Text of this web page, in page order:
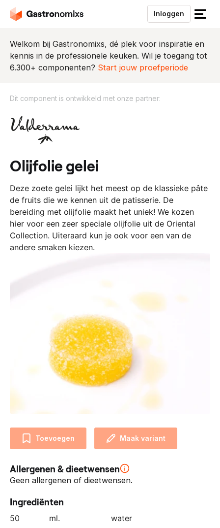
Inloggen
S
u
i
Welkom bij Gastronomixs, dé plek voor inspiratie en
kennis in de professionele keuken. Wil je toegang tot
6.300+ componenten? Start jouw proefperiode
Dit component is ontwikkeld met onze partner:
i
o
m
p
o
n
e
n
t
e
p
r
t
olijfolie gelei
​Deze zoete gelei lijkt het meest op de klassieke pâte
de fruits die we kennen uit de patisserie. De
bereiding met olijfolie maakt het uniek! We kozen
hier voor een zeer speciale olijfolie uit de Oriental
Collection. Uiteraard kun je ook voor een van de
andere smaken kiezen.
Toevoegen Maak variant
Allergenen & dieetwensen
Geen allergenen of dieetwensen.
Ingrediënten
50 ml.
water